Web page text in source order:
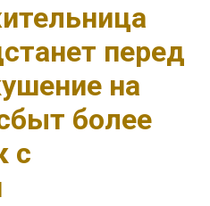
перед
на
более
с